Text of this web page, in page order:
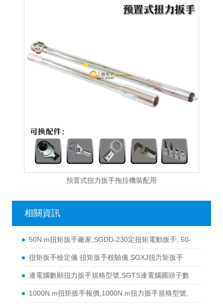
預置式扭力扳手拖拉機裝配用
相關資訊
50N.m扭矩扳手廠家,SGDD-230定扭矩電動扳手, 50-
扭矩扳手檢定儀 扭矩扳手校驗儀 SGXJ扭力矩扳手
連電腦數顯扭力扳手規格型號,SGTS連電腦圓頭子數
1000N.m扭矩扳手報價,1000N.m扭力扳手規格型號,